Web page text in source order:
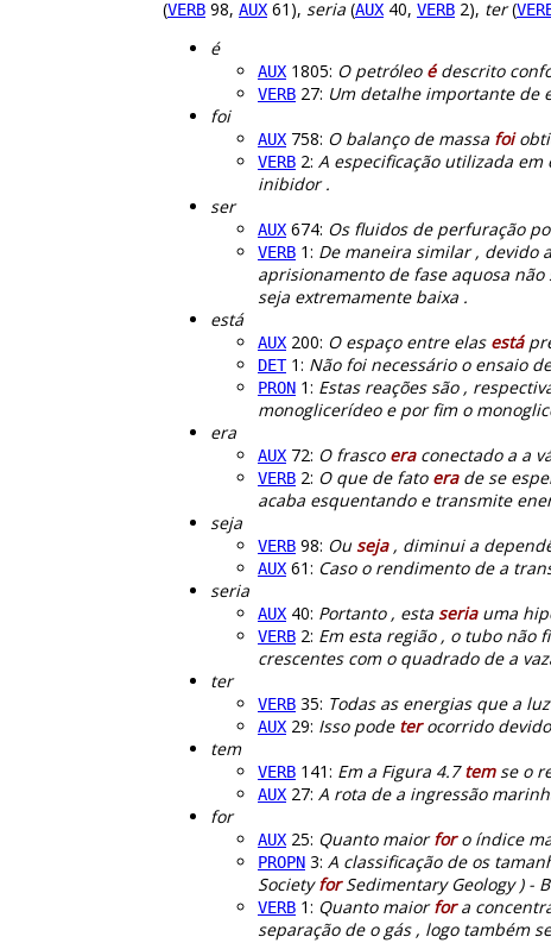
(VERB 98, AUX 61), seria (AUX 40, VERB 2), ter(
é
AUX 1805: O petróleo édescrito
VERB 27: Um detalhe importante de
foi
AUX 758: O balanço de massa foi
VERB 2: A especificação utilizada em
inibidor .
ser
AUX 674: Os fluidos de perfuração
VERB 1: De maneira similar , devido
aprisionamento de fase aquosa
seja extremamente baixa .
está
AUX 200: O espaço entre elas está
DET1: Não foi necessário o ensaio
PRON 1: Estas reações são ,
monoglicerídeo e por fim o
era
AUX 72: O frasco eraconectado a a
VERB 2: O que de fato erade se
acaba esquentando e transmite
seja
VERB 98: Ouseja, diminui a
AUX 61: Caso o rendimento de a
seria
AUX 40: Portanto , esta seriauma
VERB 2: Em esta região , o tubo não
crescentes com o quadrado de a
ter
VERB 35: Todas as energias que a
AUX 29: Isso pode terocorrido
tem
VERB 141: Em a Figura 4.7temse o
AUX 27: A rota de a ingressão
for
AUX 25: Quanto maiorforo índice
PROPN 3: A classificação de os
SocietyforSedimentary Geology ) -
VERB 1: Quanto maiorfora
separação de o gás , logo também